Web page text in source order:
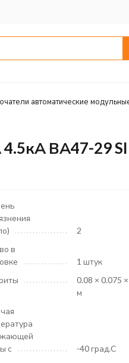
автоматические
ВА47-29
2
в
1 штук
0.08 × 0.075
м
с
-40 град.C